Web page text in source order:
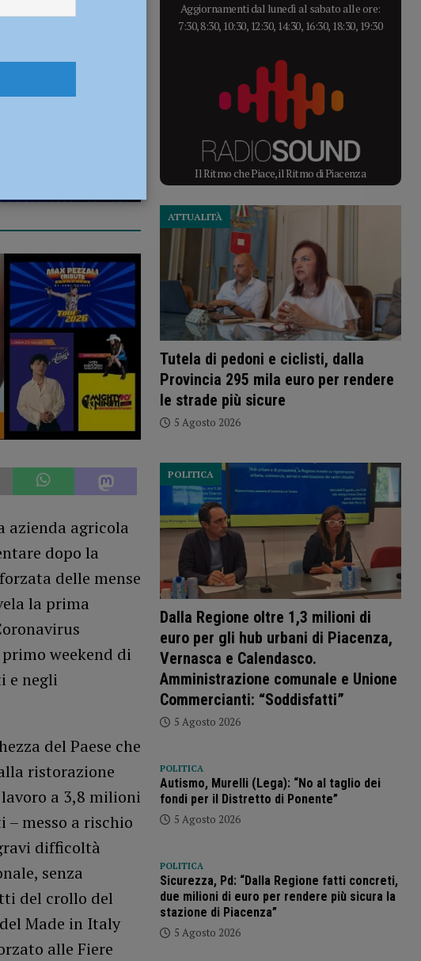
azienda agricola
dopo la
delle mense
la prima
weekend di
e negli
del Paese che
ristorazione
a 3,8 milioni
messo a rischio
difficoltà
senza
del crollo del
Made in Italy
alle Fiere
Aggiornamenti dal lunedì al sabato alle ore:
7:30, 8:30, 10:30, 12:30, 14:30, 16:30, 18:30, 19:30
Il Ritmo che Piace, il Ritmo di Piacenza
Tutela di pedoni e ciclisti, dalla
Provincia 295 mila euro per rendere
le strade più sicure
ATTUALITÀ
5 Agosto 2026
Dalla Regione oltre 1,3 milioni di
euro per gli hub urbani di Piacenza,
Vernasca e Calendasco.
Amministrazione comunale e Unione
Commercianti: “Soddisfatti”
POLITICA
5 Agosto 2026
POLITICA
Autismo, Murelli (Lega): “No al taglio dei
fondi per il Distretto di Ponente”
5 Agosto 2026
POLITICA
Sicurezza, Pd: “Dalla Regione fatti concreti,
due milioni di euro per rendere più sicura la
stazione di Piacenza”
5 Agosto 2026